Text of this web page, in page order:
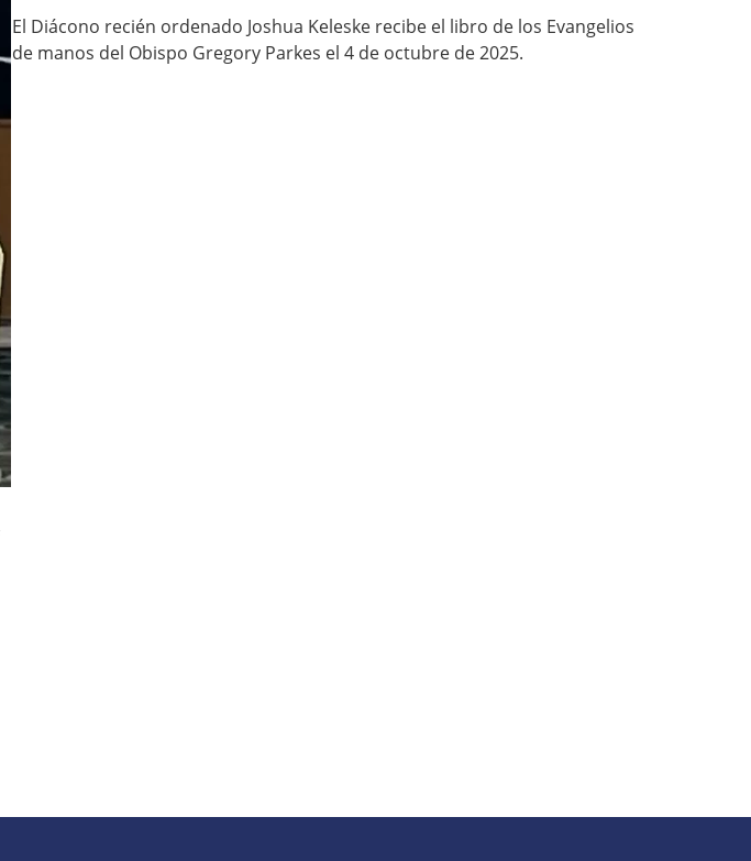
El Diácono recién ordenado Joshua Keleske recibe el libro de los Evangelios
de manos del Obispo Gregory Parkes el 4 de octubre de 2025.